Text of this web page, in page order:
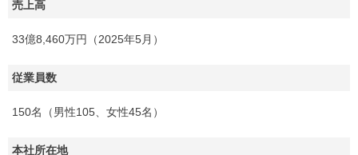
売上高
33億8,460万円（2025年5月）
従業員数
150名（男性105、女性45名）
本社所在地